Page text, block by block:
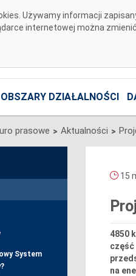
Używamy informacji
internetowej można
OBSZARY DZIAŁALNOŚCI
prasowe > Aktualności >
System
15
4850
część
na